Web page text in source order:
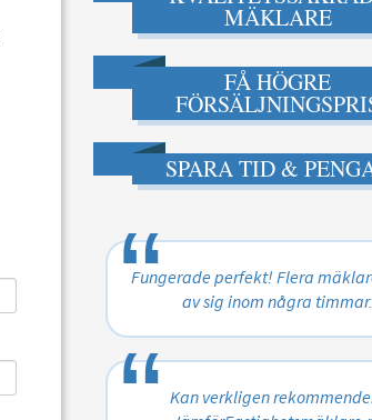
MÄKLARE
FÅ HÖGRE
SPARA TID &
“
Fungerade perfekt! Flera
av sig inom några timmar.
Kan verkligen